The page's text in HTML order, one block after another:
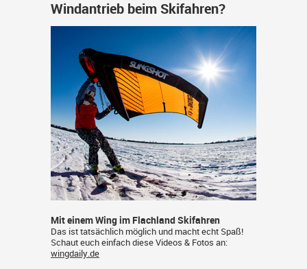
Windantrieb beim Skifahren?
Mit einem Wing im Flachland Skifahren
Das ist tatsächlich möglich und macht echt Spaß!
Schaut euch einfach diese Videos & Fotos an:
wingdaily.de